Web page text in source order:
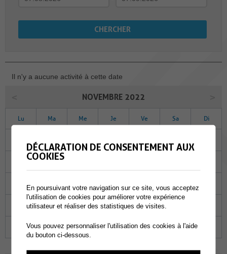
Il n'y a aucune activité à cette date
NOVEMBRE 2022
Lu Ma Me Je Ve Sa Di
08
17 18
22 23 24 25
29 30 01 02 03
DÉCLARATION DE CONSENTEMENT AUX
COOKIES
En poursuivant votre navigation sur ce site, vous acceptez
l'utilisation de cookies pour améliorer votre expérience
utilisateur et réaliser des statistiques de visites.
Vous pouvez personnaliser l'utilisation des cookies à l'aide
du bouton ci-dessous.